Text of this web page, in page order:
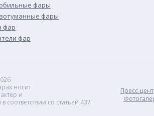
фары
фары
фар
фар
носит
и
соответствии со статьей 437
Пресс-